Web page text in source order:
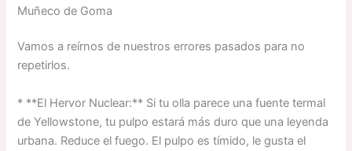
Muñeco de Goma
Vamos a reírnos de nuestros errores pasados para no
repetirlos.
* **El Hervor Nuclear:** Si tu olla parece una fuente termal
de Yellowstone, tu pulpo estará más duro que una leyenda
urbana. Reduce el fuego. El pulpo es tímido, le gusta el